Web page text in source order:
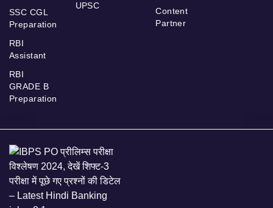
SSC CGL
Preparation
RBI
Assistant
RBI
GRADE B
Preparation
UPSC
Content
Partner